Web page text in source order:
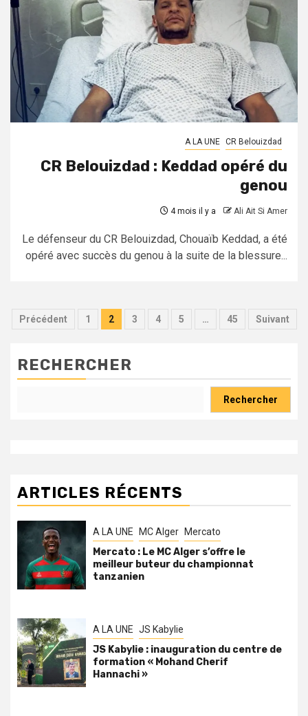
A LA UNE CR Belouizdad
CR Belouizdad : Keddad opéré du
genou
4 mois il y a Ali Ait Si Amer
Le défenseur du CR Belouizdad, Chouaïb Keddad, a été
opéré avec succès du genou à la suite de la blessure...
Pagination
publications
Précédent 1 2 3 4 5 … 45 Suivant
RECHERCHER
Rechercher
ARTICLES RÉCENTS
A LA UNE MC Alger Mercato
Mercato : Le MC Alger s’offre le
meilleur buteur du championnat
tanzanien
A LA UNE JS Kabylie
JS Kabylie : inauguration du centre de
formation « Mohand Cherif
Hannachi »